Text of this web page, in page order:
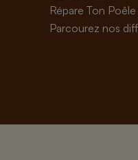
Répare Ton
Parcourez nos